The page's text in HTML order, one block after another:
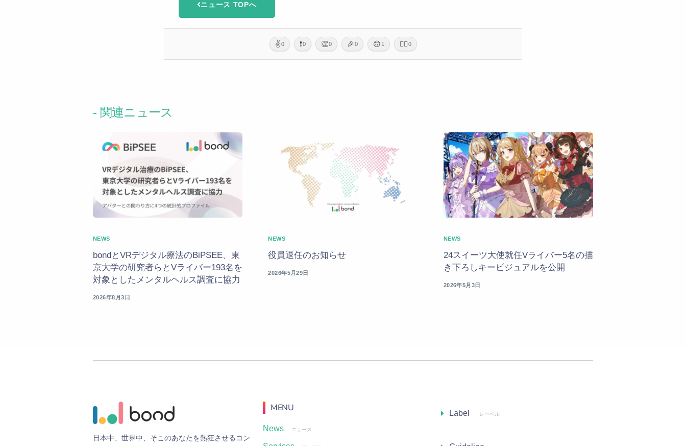
ニュース TOPへ
✌️0 ❗0 👏0 🎉0 🙃 1 🙇‍♂️0
- 関連ニュース
NEWS
bondとVRデジタル療法のBiPSEE、東
京大学の研究者らとVライバー193名を
対象としたメンタルヘルス調査に協力
2026年8月3日
NEWS
役員退任のお知らせ
2026年5月29日
NEWS
24スイーツ大使就任Vライバー5名の描
き下ろしキービジュアルを公開
2026年5月3日
日本中 世界中 そこ のあなたを熱狂させる コ ン
MENU
News ニュース
Label レーベル